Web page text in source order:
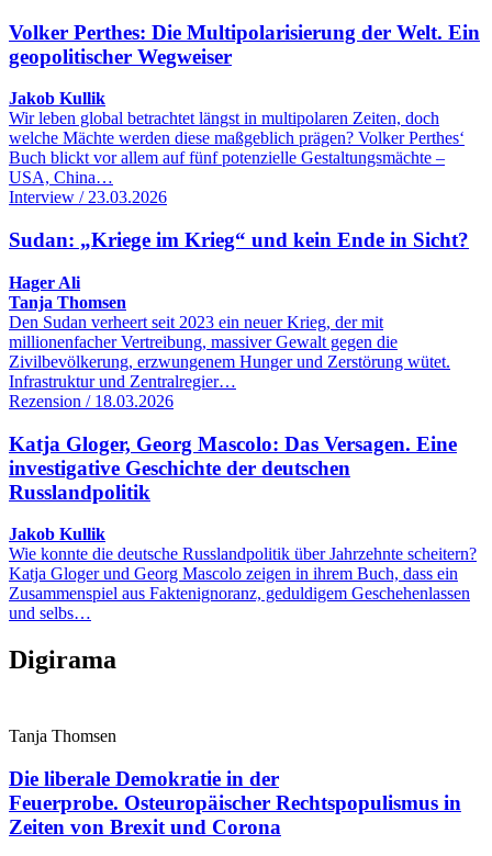
Volker Perthes: Die Multipolarisierung der Welt. Ein
geopolitischer Wegweiser
Jakob Kullik
Wir leben global betrachtet längst in multipolaren Zeiten, doch
welche Mächte werden diese maßgeblich prägen? Volker Perthes‘
Buch blickt vor allem auf fünf potenzielle Gestaltungsmächte –
USA, China…
Interview / 23.03.2026
Sudan: „Kriege im Krieg“ und kein Ende in Sicht?
Hager Ali
Tanja Thomsen
Den Sudan verheert seit 2023 ein neuer Krieg, der mit
millionenfacher Vertreibung, massiver Gewalt gegen die
Zivilbevölkerung, erzwungenem Hunger und Zerstörung wütet.
Infrastruktur und Zentralregier…
Rezension / 18.03.2026
Katja Gloger, Georg Mascolo: Das Versagen. Eine
investigative Geschichte der deutschen
Russlandpolitik
Jakob Kullik
Wie konnte die deutsche Russlandpolitik über Jahrzehnte scheitern?
Katja Gloger und Georg Mascolo zeigen in ihrem Buch, dass ein
Zusammenspiel aus Faktenignoranz, geduldigem Geschehenlassen
und selbs…
Digirama
Tanja Thomsen
Die liberale Demokratie in der
Feuerprobe. Osteuropäischer Rechtspopulismus in
Zeiten von Brexit und Corona